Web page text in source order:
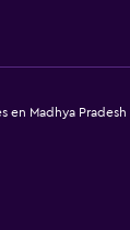
en Madhya Pradesh